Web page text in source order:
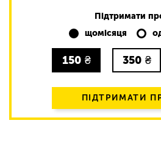
Підтримати
щомісяця
150 ₴ 350 ₴
ПІДТРИМАТИ